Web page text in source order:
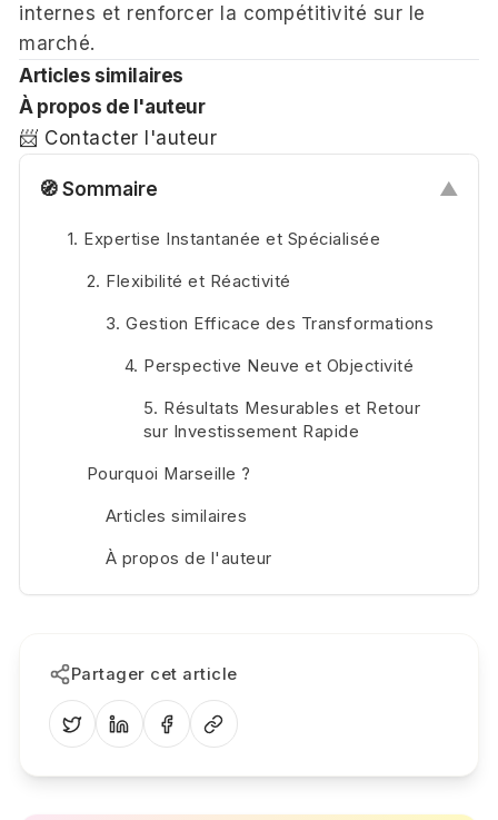
internes et renforcer la compétitivité sur le
marché.
Articles similaires
À propos de l'auteur
📨 Contacter l'auteur
🧭 Sommaire ▲
1. Expertise Instantanée et Spécialisée
2. Flexibilité et Réactivité
3. Gestion Efficace des Transformations
4. Perspective Neuve et Objectivité
5. Résultats Mesurables et Retour
sur Investissement Rapide
Pourquoi Marseille ?
Articles similaires
À propos de l'auteur
Partager cet article